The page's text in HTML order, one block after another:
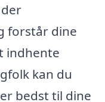
forstår dine
indhente
kan du
bedst til dine